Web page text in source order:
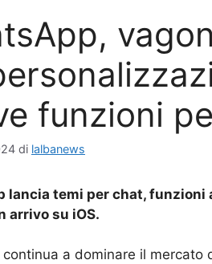
funzioni
di lalbanews
lancia temi per chat,
arrivo su iOS.
a dominare il mercato